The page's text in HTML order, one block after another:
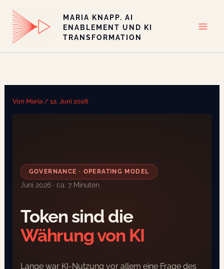
Inhalt
springen
MARIA KNAPP. AI
ENABLEMENT UND KI
TRANSFORMATION
Von Maria / 12. Juni 2026
GOVERNANCE · OPERATING MODEL
Juni 2026 · ca. 7 Minuten
Token sind die
Währung von KI
Lange war KI-Nutzung vor allem eine Frage des